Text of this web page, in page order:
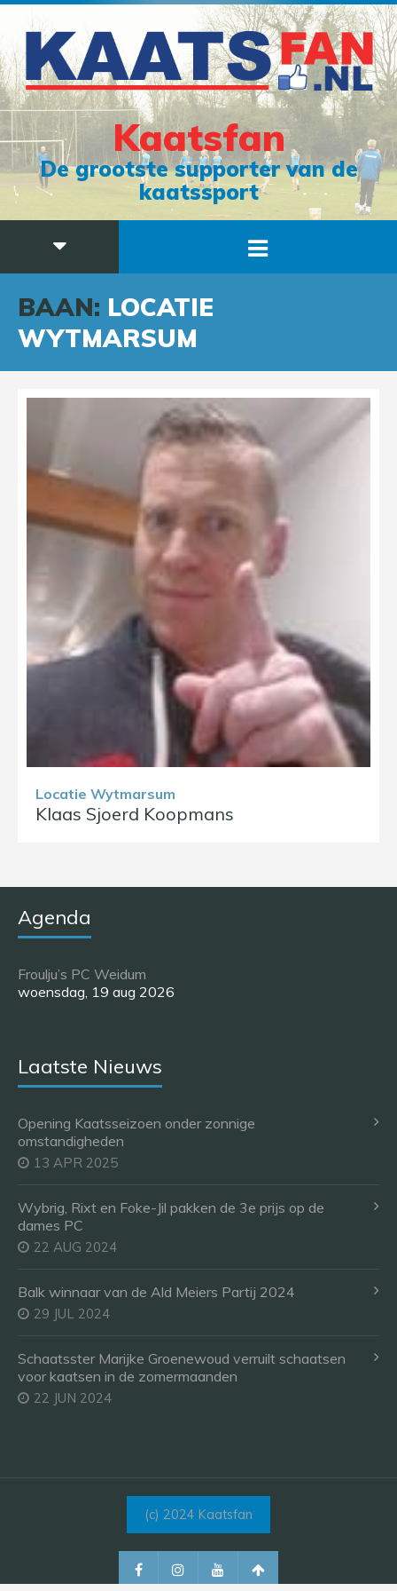
Kaatsfan
De grootste supporter van de
kaatssport
BAAN: LOCATIE
WYTMARSUM
Locatie Wytmarsum
Klaas Sjoerd Koopmans
Agenda
Froulju’s PC Weidum
woensdag, 19 aug 2026
Laatste Nieuws
Opening Kaatsseizoen onder zonnige
omstandigheden
13 APR 2025
Wybrig, Rixt en Foke-Jil pakken de 3e prijs op de
dames PC
22 AUG 2024
Balk winnaar van de Ald Meiers Partij 2024
29 JUL 2024
Schaatsster Marijke Groenewoud verruilt schaatsen
voor kaatsen in de zomermaanden
22 JUN 2024
(c) 2024 Kaatsfan